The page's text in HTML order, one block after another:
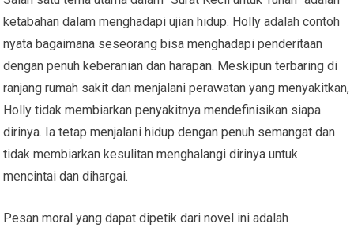
ketabahan dalam menghadapi ujian hidup. Holly adalah contoh
nyata bagaimana seseorang bisa menghadapi penderitaan
dengan penuh keberanian dan harapan. Meskipun terbaring di
ranjang rumah sakit dan menjalani perawatan yang menyakitkan,
Holly tidak membiarkan penyakitnya mendefinisikan siapa
dirinya. Ia tetap menjalani hidup dengan penuh semangat dan
tidak membiarkan kesulitan menghalangi dirinya untuk
mencintai dan dihargai.
Pesan moral yang dapat dipetik dari novel ini adalah